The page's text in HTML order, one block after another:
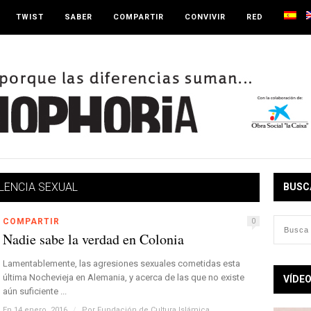
TWIST SABER COMPARTIR CONVIVIR RED
SEXUAL
COMPARTIR 0
Nadie sabe la verdad en Colonia
Lamentablemente, las agresiones sexuales cometidas esta
última Nochevieja en Alemania, y acerca de las que no existe
aún suficiente ...